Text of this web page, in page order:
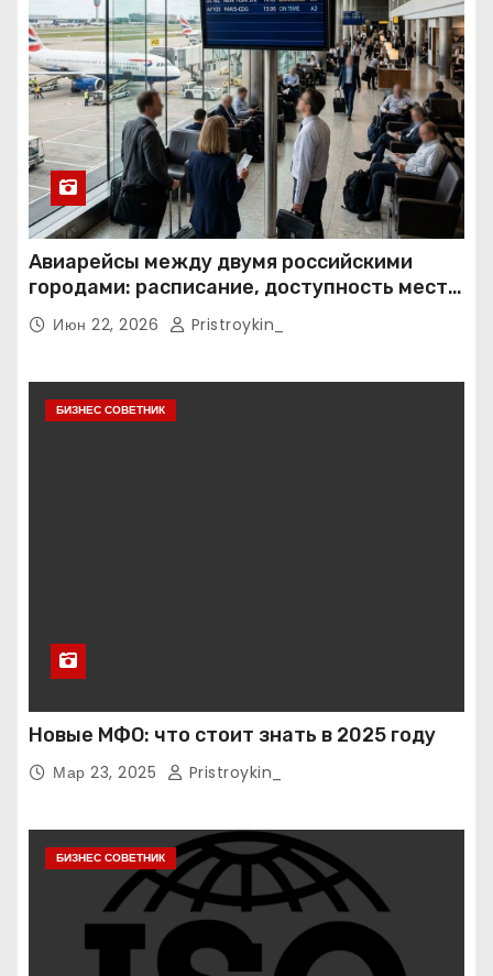
Авиарейсы между двумя российскими
городами: расписание, доступность мест и
тарифные условия
Июн 22, 2026 Pristroykin_
БИЗНЕС СОВЕТНИК
Новые МФО: что стоит знать в 2025 году
Мар 23, 2025 Pristroykin_
БИЗНЕС СОВЕТНИК